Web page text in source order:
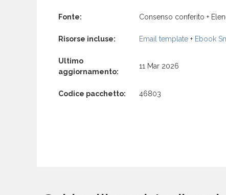
Fonte: Consenso conferito +
Risorse incluse: Email template + Ebook
Ultimo
aggiornamento:
11 Mar 2026
Codice pacchetto: 46803